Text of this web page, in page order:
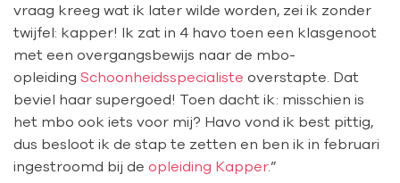
vraag kreeg wat ik later wilde worden, zei ik zonder
twijfel: kapper! Ik zat in 4 havo toen een klasgenoot
met een overgangsbewijs naar de mbo-
opleiding Schoonheidsspecialiste overstapte. Dat
beviel haar supergoed! Toen dacht ik: misschien is
het mbo ook iets voor mij? Havo vond ik best pittig,
dus besloot ik de stap te zetten en ben ik in februari
ingestroomd bij de opleiding Kapper.”